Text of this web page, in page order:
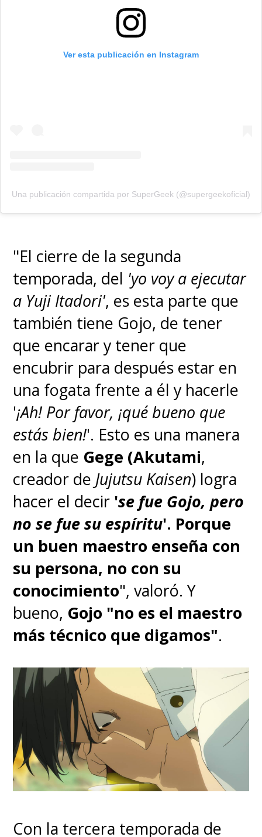
Ver esta publicación en Instagram
Una publicación compartida por SuperGeek (@supergeekoficial)
"El cierre de la segunda
temporada, del 'yo voy a ejecutar
a Yuji Itadori', es esta parte que
también tiene Gojo, de tener
que encarar y tener que
encubrir para después estar en
una fogata frente a él y hacerle
'¡Ah! Por favor, ¡qué bueno que
estás bien!'. Esto es una manera
en la que Gege (Akutami,
creador de Jujutsu Kaisen) logra
hacer el decir 'se fue Gojo, pero
no se fue su espíritu'. Porque
un buen maestro enseña con
su persona, no con su
conocimiento", valoró. Y
bueno, Gojo "no es el maestro
más técnico que digamos".
Con la tercera temporada de